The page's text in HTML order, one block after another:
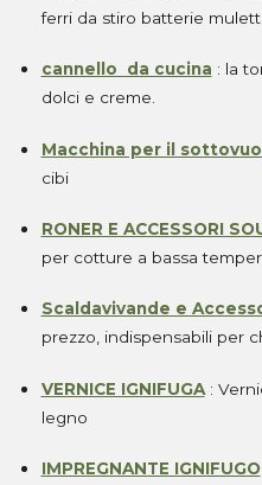
ferri da stiro batterie
cannello da cucina : la
dolci e creme.
Macchina per il
cibi
RONER E ACCESSORI
per cotture a bassa
Scaldavivande e
prezzo, indispensabili per
VERNICE IGNIFUGA :
legno
IMPREGNANTE IGNIFUGO